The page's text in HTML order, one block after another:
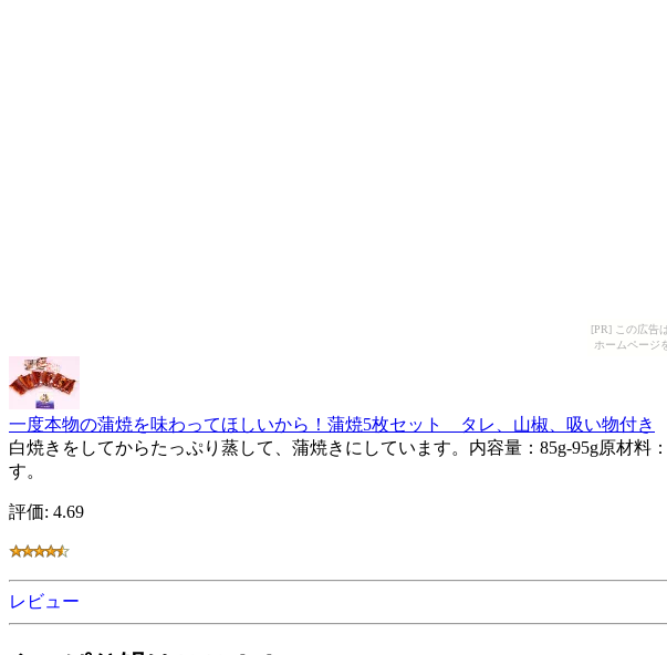
[PR] この広告
ホームページ
一度本物の蒲焼を味わってほしいから！蒲焼5枚セット タレ、山椒、吸い物付き
白焼きをしてからたっぷり蒸して、蒲焼きにしています。内容量：85g-95g原材
す。
評価: 4.69
レビュー